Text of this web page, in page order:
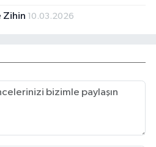
Zihin 10.03.2026